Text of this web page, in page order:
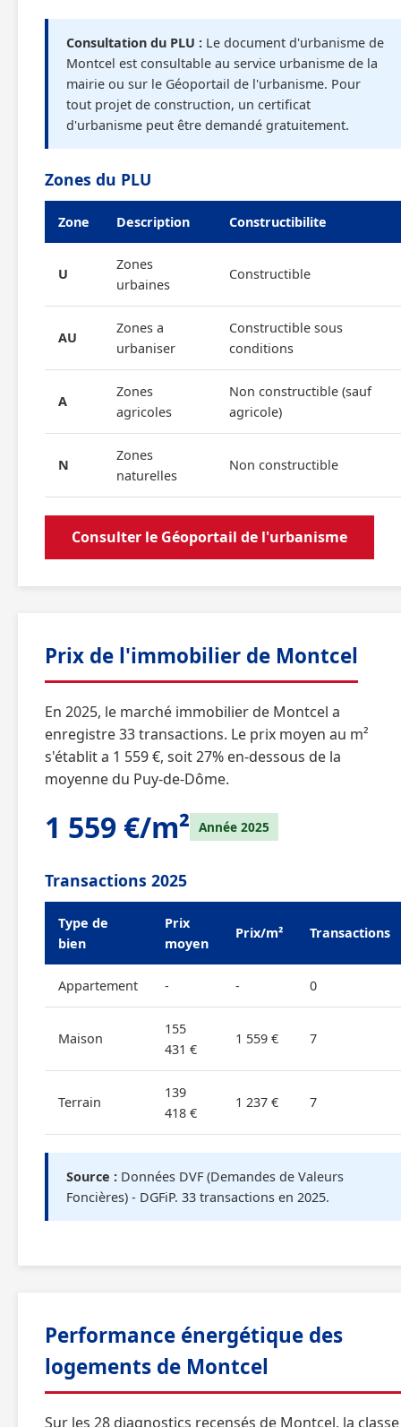
Consultation du PLU : Le document d'urbanisme de
Montcel est consultable au service urbanisme de la
mairie ou sur le Géoportail de l'urbanisme. Pour
tout projet de construction, un certificat
d'urbanisme peut être demandé gratuitement.
Zones du PLU
Zone Description Constructibilite
U
Zones
urbaines
Constructible
AU
Zones a
urbaniser
Constructible sous
conditions
A
Zones
agricoles
Non constructible (sauf
agricole)
N
Zones
naturelles
Non constructible
Consulter le Géoportail de l'urbanisme
Prix de l'immobilier de Montcel
En 2025, le marché immobilier de Montcel a
enregistre 33 transactions. Le prix moyen au m²
s'établit a 1 559 €, soit 27% en-dessous de la
moyenne du Puy-de-Dôme.
1 559 €/m² Année 2025
Transactions 2025
Type de
bien
Prix
moyen
Prix/m² Transactions
Appartement - - 0
Maison
155
431 €
1 559 € 7
Terrain
139
418 €
1 237 € 7
Source : Données DVF (Demandes de Valeurs
Foncières) - DGFiP. 33 transactions en 2025.
Performance énergétique des
logements de Montcel
Sur les 28 diagnostics recensés de Montcel, la classe